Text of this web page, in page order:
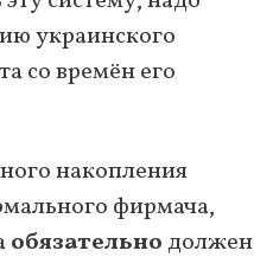
украинского
со времён его
накопления
фирмача,
обязательнодолжен